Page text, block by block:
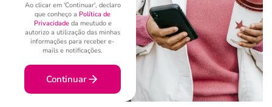
Ao clicar em 'Continuar', declaro
que conheço a Política de
Privacidadeda meutudo e
autorizo a utilização das minhas
informações para receber e-
mails e notificações.
Continuar